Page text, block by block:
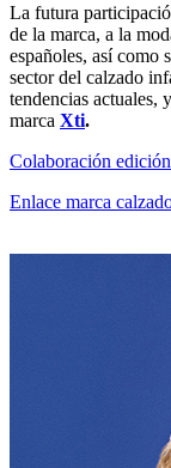
La futura
de la marca, a la
españoles, así como
sector del calzado
tendencias actuales,
marca Xti.
Colaboración
Enlace marca